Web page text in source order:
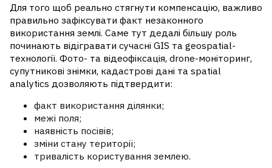
Для того щоб реально стягнути компенсацію, важливо
правильно зафіксувати факт незаконного
використання землі. Саме тут дедалі більшу роль
починають відігравати сучасні GIS та geospatial-
технології. Фото- та відеофіксація, drone-моніторинг,
супутникові знімки, кадастрові дані та spatial
analytics дозволяють підтвердити:
факт використання ділянки;
межі поля;
наявність посівів;
зміни стану території;
тривалість користування землею.